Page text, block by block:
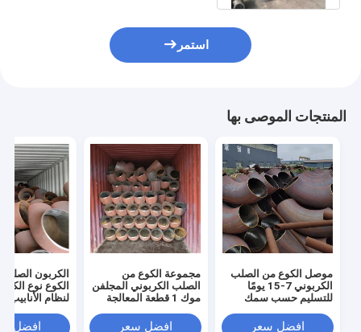
استمر
المنتجات الموصى بها
موصل الكوع من الصلب
الكربوني 7-15 يومًا
للتسليم حسب سمك
افضل سعر
مجموعة الكوع من
الصلب الكربوني المجلفن
موك 1 قطعة المعالجة
افضل سعر
الكربون الصلب
الكوع نوع
لنظام الأنابيب
افضل